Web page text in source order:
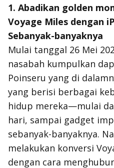
1. Abadikan golden
Voyage Miles dengan
Sebanyak-banyaknya
Mulai tanggal 26 Mei
nasabah kumpulkan
Poinseru yang di
yang berisi berbagai
hidup mereka—mulai
hari, sampai gadget
sebanyak-banyaknya.
melakukan konversi
dengan cara